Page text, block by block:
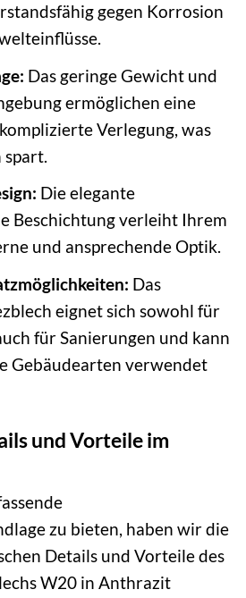
gegen Korrosion
Das geringe Gewicht und
ermöglichen eine
Verlegung, was
Die elegante
Beschichtung verleiht Ihrem
und ansprechende Optik.
Das
eignet sich sowohl für
für Sanierungen und kann
Gebäudearten verwendet
und Vorteile im
zu bieten, haben wir die
Details und Vorteile des
W20 in Anthrazit